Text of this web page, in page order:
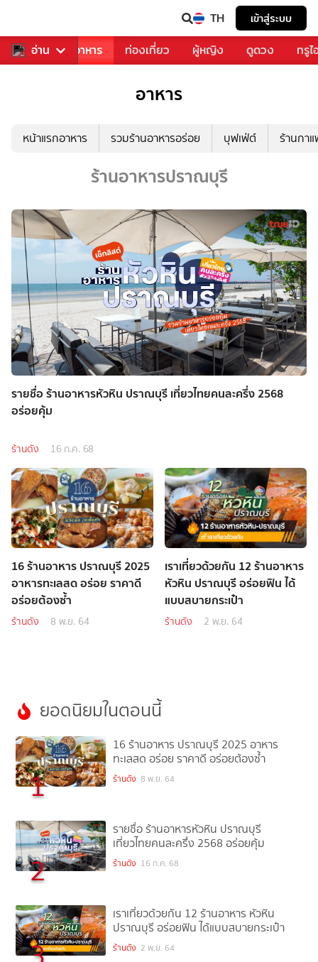
TH เข้าสู่ระบบ
อ่าน
การเพลง อาหาร ท่องเที่ยว ผู้หญิง ดูดวง ทรู
อาหาร
หน้าแรกอาหาร รวมร้านอาหารอร่อย บุฟเฟ่ต์ ร้านกา
ร้านอาหารปราณบุรี
รายชื่อ ร้านอาหารหัวหิน ปราณบุรี เที่ยวไทยคนละครึ่ง 2568
อร่อยคุ้ม
ร้านดัง 16 ก.ค. 68
16 ร้านอาหาร ปราณบุรี 2025
อาหารทะเลสด อร่อย ราคาดี
อร่อยต้องซ้ำ
ร้านดัง 8 พ.ย. 64
เราเที่ยวด้วยกัน 12 ร้านอาหาร
หัวหิน ปราณบุรี อร่อยฟิน ได้
แบบสบายกระเป๋า
ร้านดัง 2 พ.ย. 64
ยอดนิยมในตอนนี้
1
16 ร้านอาหาร ปราณบุรี 2025 อาหาร
ทะเลสด อร่อย ราคาดี อร่อยต้องซ้ำ
ร้านดัง 8 พ.ย. 64
2
รายชื่อ ร้านอาหารหัวหิน ปราณบุรี
เที่ยวไทยคนละครึ่ง 2568 อร่อยคุ้ม
ร้านดัง 16 ก.ค. 68
เราเที่ยวด้วยกัน 12 ร้านอาหาร หัวหิน
ปราณบุรี อร่อยฟิน ได้แบบสบายกระเป๋า
ร้านดัง 2 พ.ย. 64